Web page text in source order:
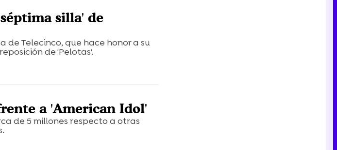
silla' de
Telecinco, que hace honor a su
de 'Pelotas'.
a 'American Idol'
de 5 millones respecto a otras